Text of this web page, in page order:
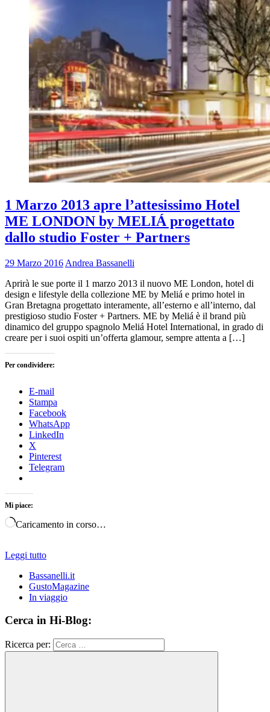
1 Marzo 2013 apre l’attesissimo Hotel
ME LONDON by MELIÁ progettato
dallo studio Foster + Partners
29 Marzo 2016 Andrea Bassanelli
Aprirà le sue porte il 1 marzo 2013 il nuovo ME London, hotel di
design e lifestyle della collezione ME by Meliá e primo hotel in
Gran Bretagna progettato interamente, all’esterno e all’interno, dal
prestigioso studio Foster + Partners. ME by Meliá è il brand più
dinamico del gruppo spagnolo Meliá Hotel International, in grado di
creare per i suoi ospiti un’offerta glamour, sempre attenta a […]
Per condividere:
E-mail
Stampa
Facebook
WhatsApp
LinkedIn
X
Pinterest
Telegram
Mi piace:
Caricamento in corso…
Leggi tutto
Bassanelli.it
GustoMagazine
In viaggio
Cerca in Hi-Blog:
Ricerca per: